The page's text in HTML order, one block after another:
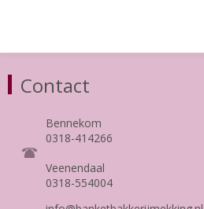
Contact
Bennekom
0318-414266
Veenendaal
0318-554004